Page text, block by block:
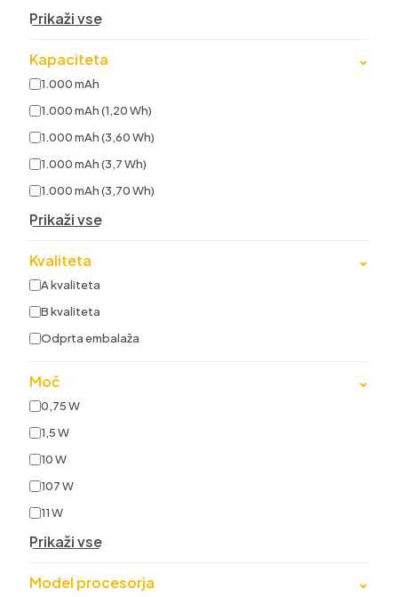
Prikaži vse
Kapaciteta ⌄
1.000 mAh
1.000 mAh (1,20 Wh)
1.000 mAh (3,60 Wh)
1.000 mAh (3,7 Wh)
1.000 mAh (3,70 Wh)
Prikaži vse
Kvaliteta ⌄
A kvaliteta
B kvaliteta
Odprta embalaža
Moč ⌄
0,75 W
1,5 W
10 W
107 W
11 W
Prikaži vse
Model procesorja ⌄